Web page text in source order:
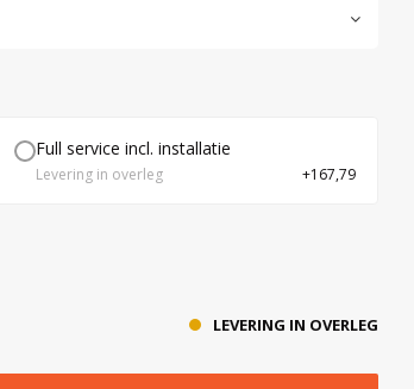
Full service incl. installatie
Levering in overleg +167,79
LEVERING IN OVERLEG